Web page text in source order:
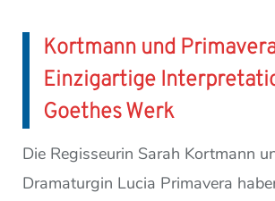
Kortmann und
Einzigartige
Goethes Werk
Die Regisseurin Sarah Kortmann
Dramaturgin Lucia Primavera